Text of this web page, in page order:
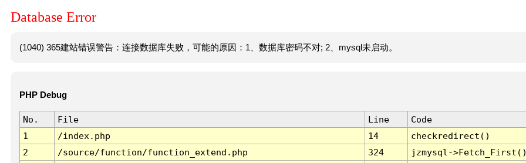
Database Error
(1040) 365建站错误警告：连接数据库失败，可能的原因：1、数据库密码不对; 2、mysql未启动。
PHP Debug
No. File Line
Code
1
/index.php 14
checkredirect()
2
/source/function/function_extend.php 324
jzmysql-